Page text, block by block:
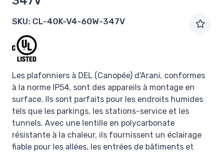
SKU: CL-40K-V4-60W-347V
Les plafonniers à DEL (Canopée) d'Arani, conformes
à la norme IP54, sont des appareils à montage en
surface. Ils sont parfaits pour les endroits humides
tels que les parkings, les stations-service et les
tunnels. Avec une lentille en polycarbonate
résistante à la chaleur, ils fournissent un éclairage
fiable pour les allées, les entrées de bâtiments et